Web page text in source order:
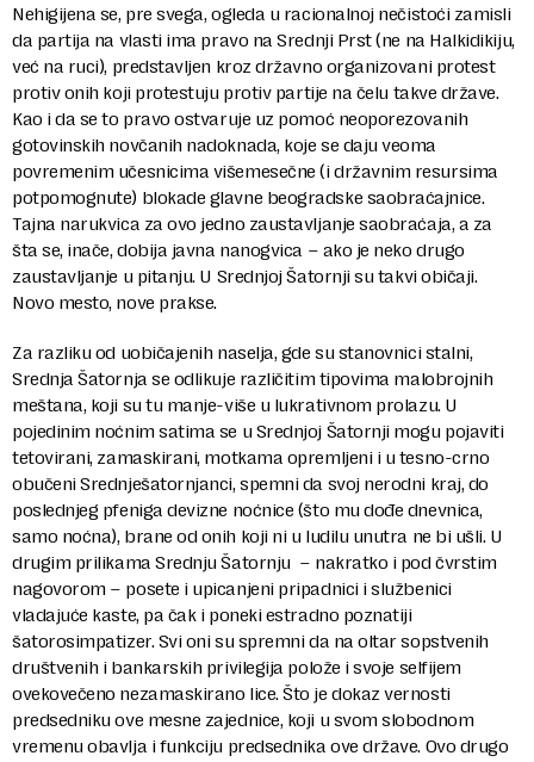
Nehigijena se, pre svega, ogleda u racionalnoj nečistoći zamisli
da partija na vlasti ima pravo na Srednji Prst (ne na Halkidikiju,
već na ruci), predstavljen kroz državno organizovani protest
protiv onih koji protestuju protiv partije na čelu takve države.
Kao i da se to pravo ostvaruje uz pomoć neoporezovanih
gotovinskih novčanih nadoknada, koje se daju veoma
povremenim učesnicima višemesečne (i državnim resursima
potpomognute) blokade glavne beogradske saobraćajnice.
Tajna narukvica za ovo jedno zaustavljanje saobraćaja, a za
šta se, inače, dobija javna nanogvica – ako je neko drugo
zaustavljanje u pitanju. U Srednjoj Šatornji su takvi običaji.
Novo mesto, nove prakse.
Za razliku od uobičajenih naselja, gde su stanovnici stalni,
Srednja Šatornja se odlikuje različitim tipovima malobrojnih
meštana, koji su tu manje-više u lukrativnom prolazu. U
pojedinim noćnim satima se u Srednjoj Šatornji mogu pojaviti
tetovirani, zamaskirani, motkama opremljeni i u tesno-crno
obučeni Srednješatornjanci, spemni da svoj nerodni kraj, do
poslednjeg pfeniga devizne noćnice (što mu dođe dnevnica,
samo noćna), brane od onih koji ni u ludilu unutra ne bi ušli. U
drugim prilikama Srednju Šatornju – nakratko i pod čvrstim
nagovorom – posete i upicanjeni pripadnici i službenici
vladajuće kaste, pa čak i poneki estradno poznatiji
šatorosimpatizer. Svi oni su spremni da na oltar sopstvenih
društvenih i bankarskih privilegija polože i svoje selfijem
ovekovečeno nezamaskirano lice. Što je dokaz vernosti
predsedniku ove mesne zajednice, koji u svom slobodnom
vremenu obavlja i funkciju predsednika ove države. Ovo drugo